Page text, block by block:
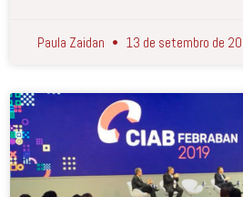
Paula Zaidan 13 de setembro de